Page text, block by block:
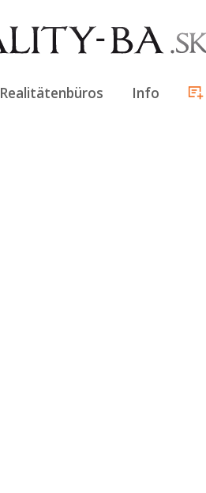
Realitätenbüros Info